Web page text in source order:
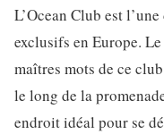
L’Ocean Club est
exclusifs en Europe.
maîtres mots de ce
le long de la
endroit idéal pour se